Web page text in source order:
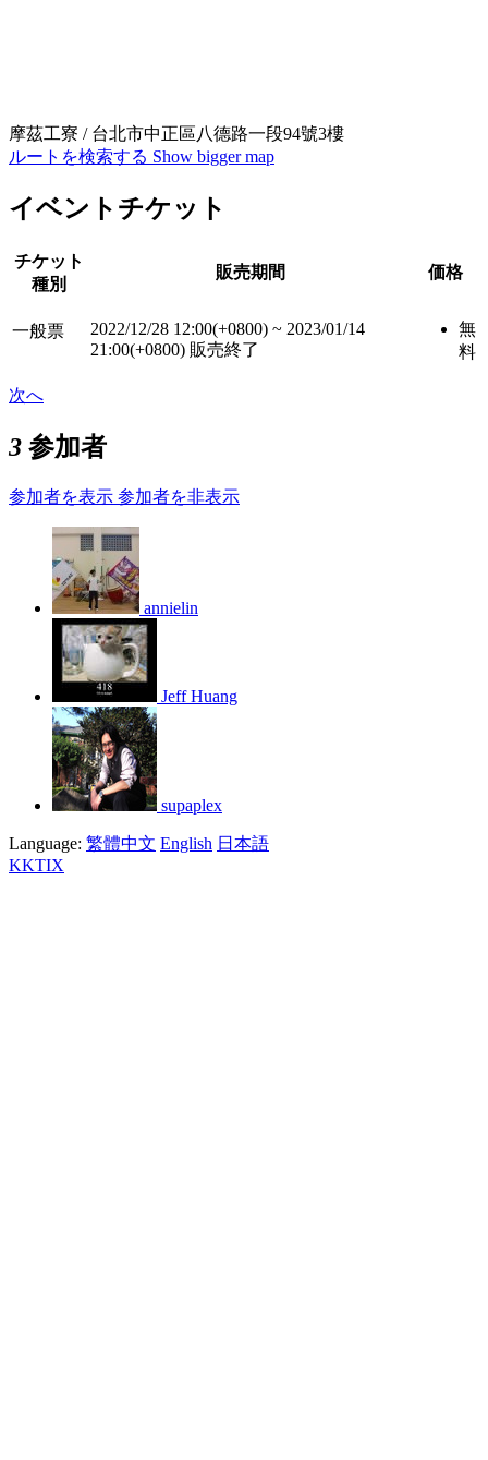
摩茲工寮 / 台北市中正區八德路一段94號3樓
ルートを検索する Show bigger map
イベントチケット
チケット
種別
販売期間 価格
一般票 2022/12/28 12:00(+0800) ~ 2023/01/14
21:00(+0800) 販売終了
無
料
次へ
3 参加者
参加者を表示 参加者を非表示
annielin
Jeff Huang
supaplex
Language: 繁體中文 English 日本語
KKTIX